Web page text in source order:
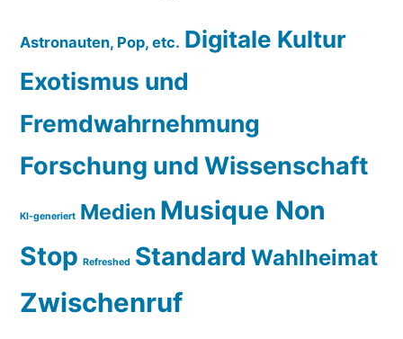
Astronauten, Pop, etc. Digitale Kultur
Exotismus und
Fremdwahrnehmung
Forschung und Wissenschaft
KI-generiert Medien Musique Non
Stop Refreshed Standard Wahlheimat
Zwischenruf